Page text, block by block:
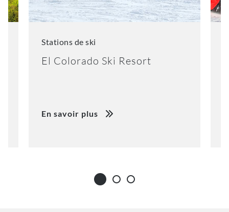
Stations de ski
El Colorado Ski Resort
En savoir plus